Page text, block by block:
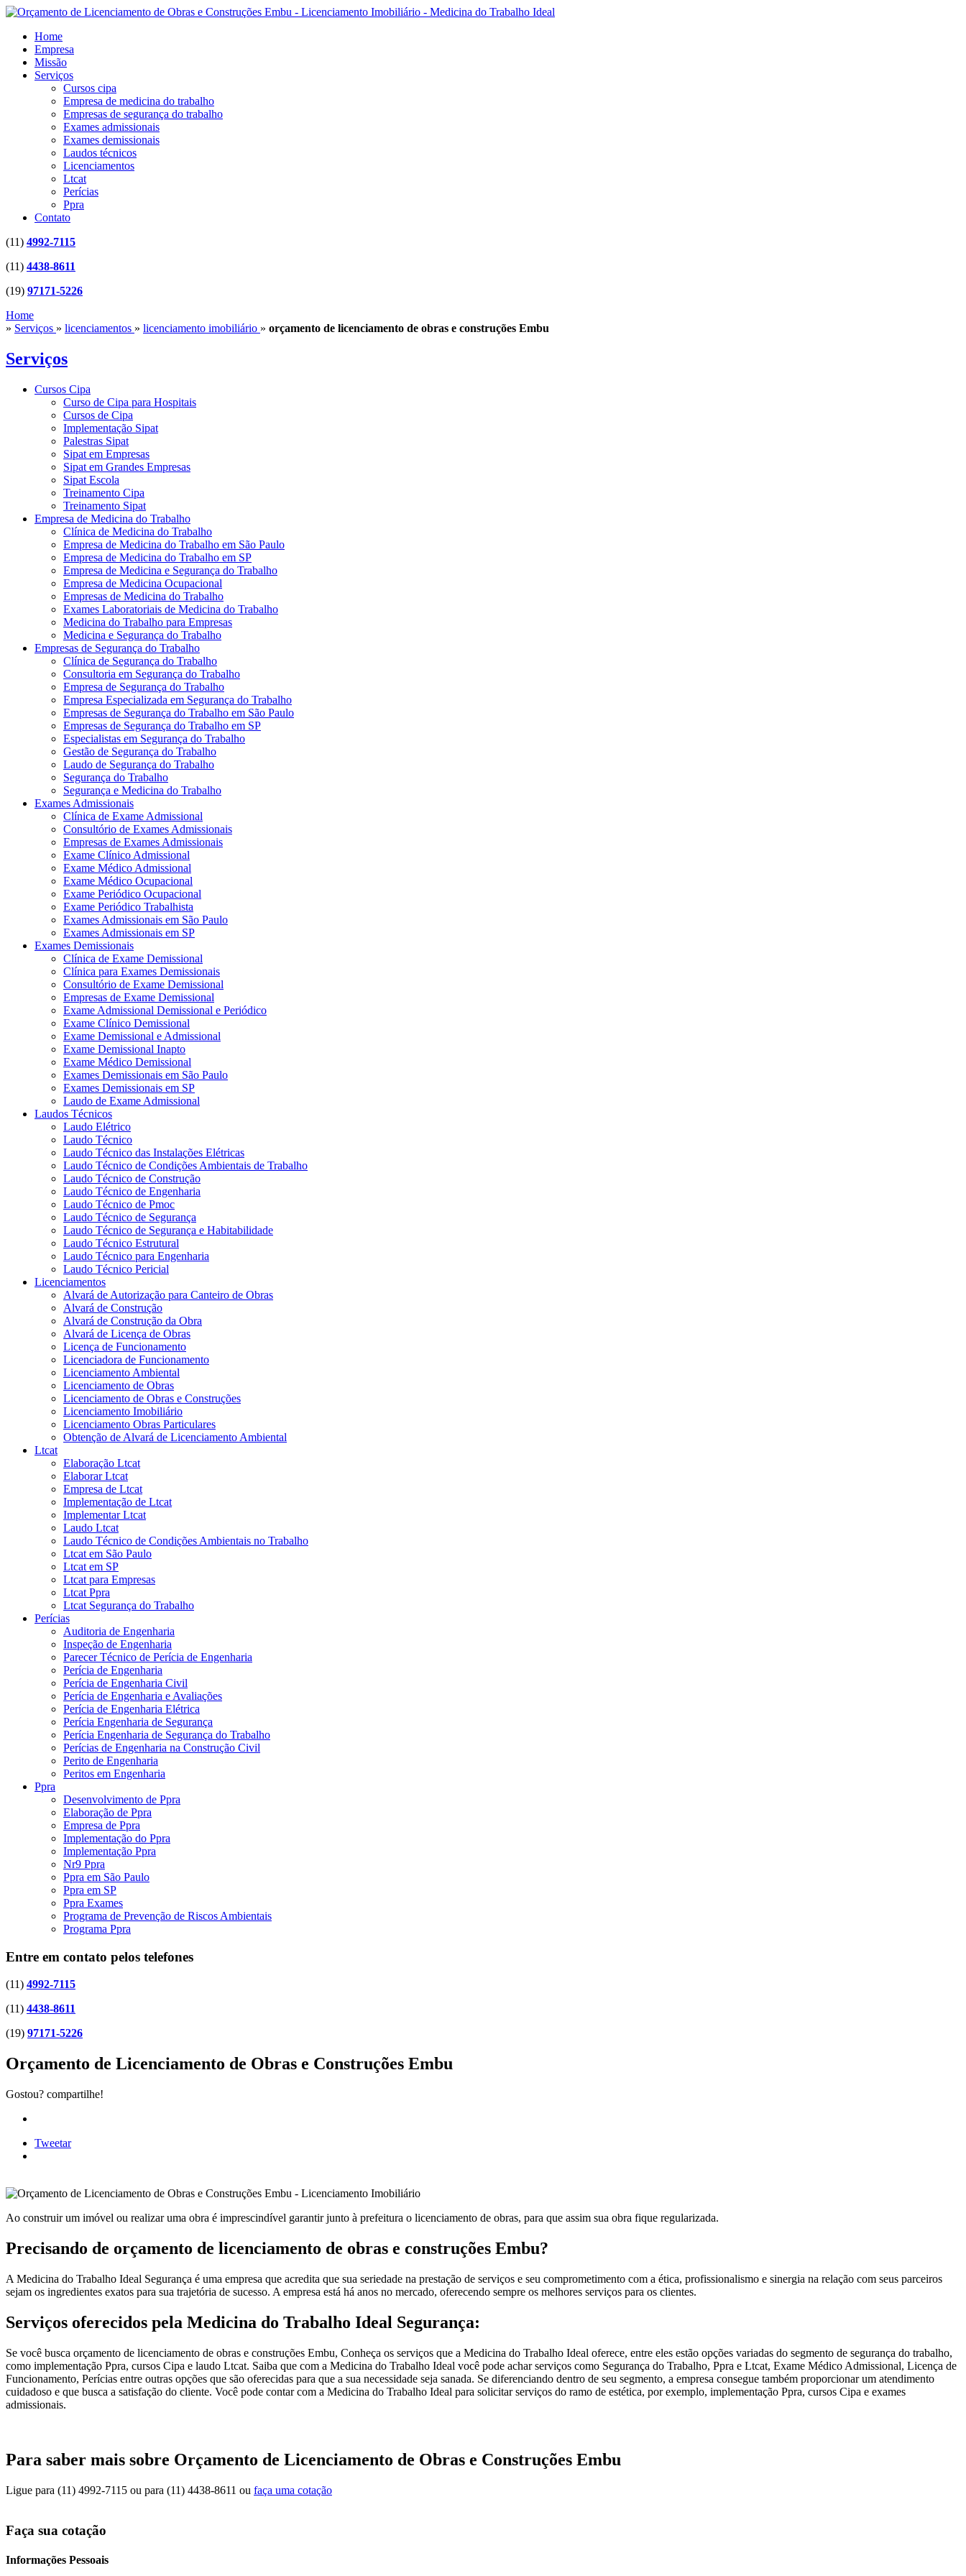
Home
Empresa
Missão
Serviços
Cursos cipa
Empresa de medicina do trabalho
Empresas de segurança do trabalho
Exames admissionais
Exames demissionais
Laudos técnicos
Licenciamentos
Ltcat
Perícias
Ppra
Contato
(11) 4992-7115
(11) 4438-8611
(19) 97171-5226
Home
» Serviços » licenciamentos » licenciamento imobiliário » orçamento de licenciamento de obras e construções Embu
Serviços
Cursos Cipa
Curso de Cipa para Hospitais
Cursos de Cipa
Implementação Sipat
Palestras Sipat
Sipat em Empresas
Sipat em Grandes Empresas
Sipat Escola
Treinamento Cipa
Treinamento Sipat
Empresa de Medicina do Trabalho
Clínica de Medicina do Trabalho
Empresa de Medicina do Trabalho em São Paulo
Empresa de Medicina do Trabalho em SP
Empresa de Medicina e Segurança do Trabalho
Empresa de Medicina Ocupacional
Empresas de Medicina do Trabalho
Exames Laboratoriais de Medicina do Trabalho
Medicina do Trabalho para Empresas
Medicina e Segurança do Trabalho
Empresas de Segurança do Trabalho
Clínica de Segurança do Trabalho
Consultoria em Segurança do Trabalho
Empresa de Segurança do Trabalho
Empresa Especializada em Segurança do Trabalho
Empresas de Segurança do Trabalho em São Paulo
Empresas de Segurança do Trabalho em SP
Especialistas em Segurança do Trabalho
Gestão de Segurança do Trabalho
Laudo de Segurança do Trabalho
Segurança do Trabalho
Segurança e Medicina do Trabalho
Exames Admissionais
Clínica de Exame Admissional
Consultório de Exames Admissionais
Empresas de Exames Admissionais
Exame Clínico Admissional
Exame Médico Admissional
Exame Médico Ocupacional
Exame Periódico Ocupacional
Exame Periódico Trabalhista
Exames Admissionais em São Paulo
Exames Admissionais em SP
Exames Demissionais
Clínica de Exame Demissional
Clínica para Exames Demissionais
Consultório de Exame Demissional
Empresas de Exame Demissional
Exame Admissional Demissional e Periódico
Exame Clínico Demissional
Exame Demissional e Admissional
Exame Demissional Inapto
Exame Médico Demissional
Exames Demissionais em São Paulo
Exames Demissionais em SP
Laudo de Exame Admissional
Laudos Técnicos
Laudo Elétrico
Laudo Técnico
Laudo Técnico das Instalações Elétricas
Laudo Técnico de Condições Ambientais de Trabalho
Laudo Técnico de Construção
Laudo Técnico de Engenharia
Laudo Técnico de Pmoc
Laudo Técnico de Segurança
Laudo Técnico de Segurança e Habitabilidade
Laudo Técnico Estrutural
Laudo Técnico para Engenharia
Laudo Técnico Pericial
Licenciamentos
Alvará de Autorização para Canteiro de Obras
Alvará de Construção
Alvará de Construção da Obra
Alvará de Licença de Obras
Licença de Funcionamento
Licenciadora de Funcionamento
Licenciamento Ambiental
Licenciamento de Obras
Licenciamento de Obras e Construções
Licenciamento Imobiliário
Licenciamento Obras Particulares
Obtenção de Alvará de Licenciamento Ambiental
Ltcat
Elaboração Ltcat
Elaborar Ltcat
Empresa de Ltcat
Implementação de Ltcat
Implementar Ltcat
Laudo Ltcat
Laudo Técnico de Condições Ambientais no Trabalho
Ltcat em São Paulo
Ltcat em SP
Ltcat para Empresas
Ltcat Ppra
Ltcat Segurança do Trabalho
Perícias
Auditoria de Engenharia
Inspeção de Engenharia
Parecer Técnico de Perícia de Engenharia
Perícia de Engenharia
Perícia de Engenharia Civil
Perícia de Engenharia e Avaliações
Perícia de Engenharia Elétrica
Perícia Engenharia de Segurança
Perícia Engenharia de Segurança do Trabalho
Perícias de Engenharia na Construção Civil
Perito de Engenharia
Peritos em Engenharia
Ppra
Desenvolvimento de Ppra
Elaboração de Ppra
Empresa de Ppra
Implementação do Ppra
Implementação Ppra
Nr9 Ppra
Ppra em São Paulo
Ppra em SP
Ppra Exames
Programa de Prevenção de Riscos Ambientais
Programa Ppra
Entre em contato pelos telefones
(11) 4992-7115
(11) 4438-8611
(19) 97171-5226
Orçamento de Licenciamento de Obras e Construções Embu
Gostou? compartilhe!
Tweetar
Ao construir um imóvel ou realizar uma obra é imprescindível garantir junto à prefeitura o licenciamento de obras, para que assim sua obra fique regularizada.
Precisando de orçamento de licenciamento de obras e construções Embu?
A Medicina do Trabalho Ideal Segurança é uma empresa que acredita que sua seriedade na prestação de serviços e seu comprometimento com a ética, profissionalismo e sinergia na relação com seus parceiros
sejam os ingredientes exatos para sua trajetória de sucesso. A empresa está há anos no mercado, oferecendo sempre os melhores serviços para os clientes.
Serviços oferecidos pela Medicina do Trabalho Ideal Segurança:
Se você busca orçamento de licenciamento de obras e construções Embu, Conheça os serviços que a Medicina do Trabalho Ideal oferece, entre eles estão opções variadas do segmento de segurança do trabalho,
como implementação Ppra, cursos Cipa e laudo Ltcat. Saiba que com a Medicina do Trabalho Ideal você pode achar serviços como Segurança do Trabalho, Ppra e Ltcat, Exame Médico Admissional, Licença de
Funcionamento, Perícias entre outras opções que são oferecidas para que a sua necessidade seja sanada. Se diferenciando dentro de seu segmento, a empresa consegue também proporcionar um atendimento
cuidadoso e que busca a satisfação do cliente. Você pode contar com a Medicina do Trabalho Ideal para solicitar serviços do ramo de estética, por exemplo, implementação Ppra, cursos Cipa e exames
admissionais.
Para saber mais sobre Orçamento de Licenciamento de Obras e Construções Embu
Ligue para (11) 4992-7115 ou para (11) 4438-8611 ou faça uma cotação
Faça sua cotação
Informações Pessoais